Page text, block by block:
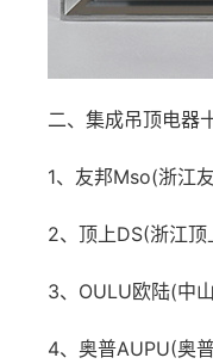
二、集成吊顶电器
1、友邦Mso(浙江
2、顶上DS(浙江顶
3、OULU欧陆(中
4、奥普AUPU(奥